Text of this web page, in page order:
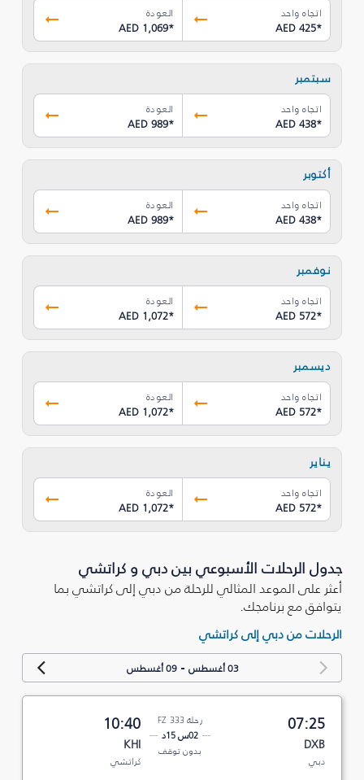
اتجاه واحد
AED 425*
العودة
AED 1,069*
سبتمبر
اتجاه واحد
AED 438*
العودة
AED 989*
أكتوبر
اتجاه واحد
AED 438*
العودة
AED 989*
نوفمبر
اتجاه واحد
AED 572*
العودة
AED 1,072*
ديسمبر
اتجاه واحد
AED 572*
العودة
AED 1,072*
يناير
اتجاه واحد
AED 572*
العودة
AED 1,072*
جدول الرحلات الأسبوعي بين دبي و كراتشي
أعثر على الموعد المثالي للرحلة من دبي إلى كراتشي بما
يتوافق مع برنامجك.
الرحلات من دبي إلى كراتشي
03 أغسطس -09 أغسطس
07:25
DXB
دبي
رحلة FZ 333
02س 15د
بدون توقف
10:40
KHI
كراتشي